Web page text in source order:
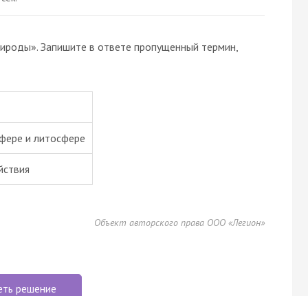
Запишите в ответе пропущенный термин,
и литосфере
Объект авторского права ООО «Легион»
решение